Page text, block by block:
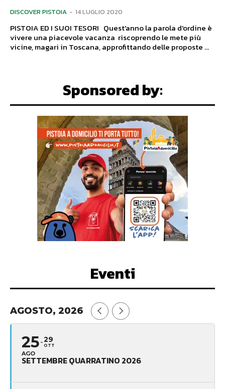
DISCOVER PISTOIA - 14 LUGLIO 2020
PISTOIA ED I SUOI TESORI Quest'anno la parola d'ordine è
vivere una piacevole vacanza riscoprendo le mete più
vicine, magari in Toscana, approfittando delle proposte ...
Sponsored by:
Eventi
AGOSTO, 2026
25
AGO
29
OTT
SETTEMBRE QUARRATINO 2026